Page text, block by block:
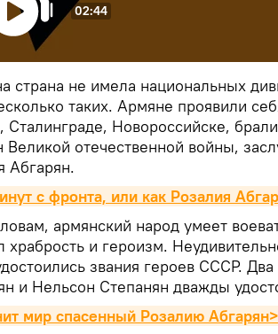
02:44
страна не имела национальных
таких. Армяне проявили
Сталинграде, Новороссийске,
Великой отечественной войны,
Абгарян.
с фронта, или как Розалия
армянский народ умеет
храбрость и героизм.
звания героев СССР.
и Нельсон Степанян дважды
мир спасенный Розалию